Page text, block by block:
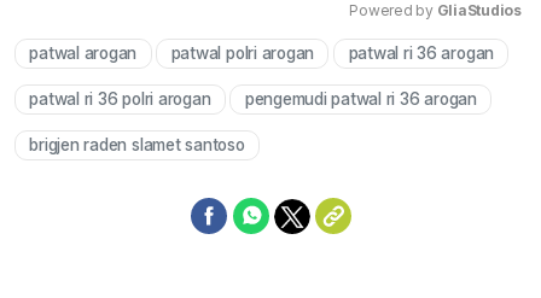
Mute
Powered by GliaStudios
patwal arogan patwal polri arogan patwal ri 36 arogan
patwal ri 36 polri arogan pengemudi patwal ri 36 arogan
brigjen raden slamet santoso